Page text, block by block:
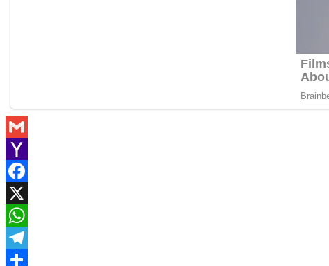
Gmail
Yahoo
Mail
Facebook
X
WhatsApp
Telegram